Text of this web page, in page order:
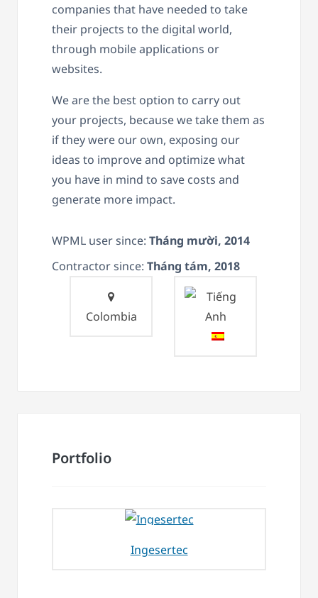
companies that have needed to take
their projects to the digital world,
through mobile applications or
websites.
We are the best option to carry out
your projects, because we take them as
if they were our own, exposing our
ideas to improve and optimize what
you have in mind to save costs and
generate more impact.
WPML user since: Tháng mười, 2014
Contractor since: Tháng tám, 2018
Colombia
Portfolio
Ingesertec